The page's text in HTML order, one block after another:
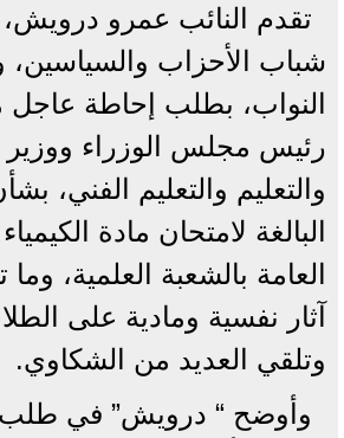
تقدم النائب عمرو
شباب الأحزاب
النواب، بطلب إحاطة عاجل
رئيس مجلس الوزراء ووزير
والتعليم والتعليم الفني،
البالغة لامتحان مادة
العامة بالشعبة العلمية،
آثار نفسية ومادية على
وتلقي العديد من الشكاوي.
وأوضح “ درويش” في طلب